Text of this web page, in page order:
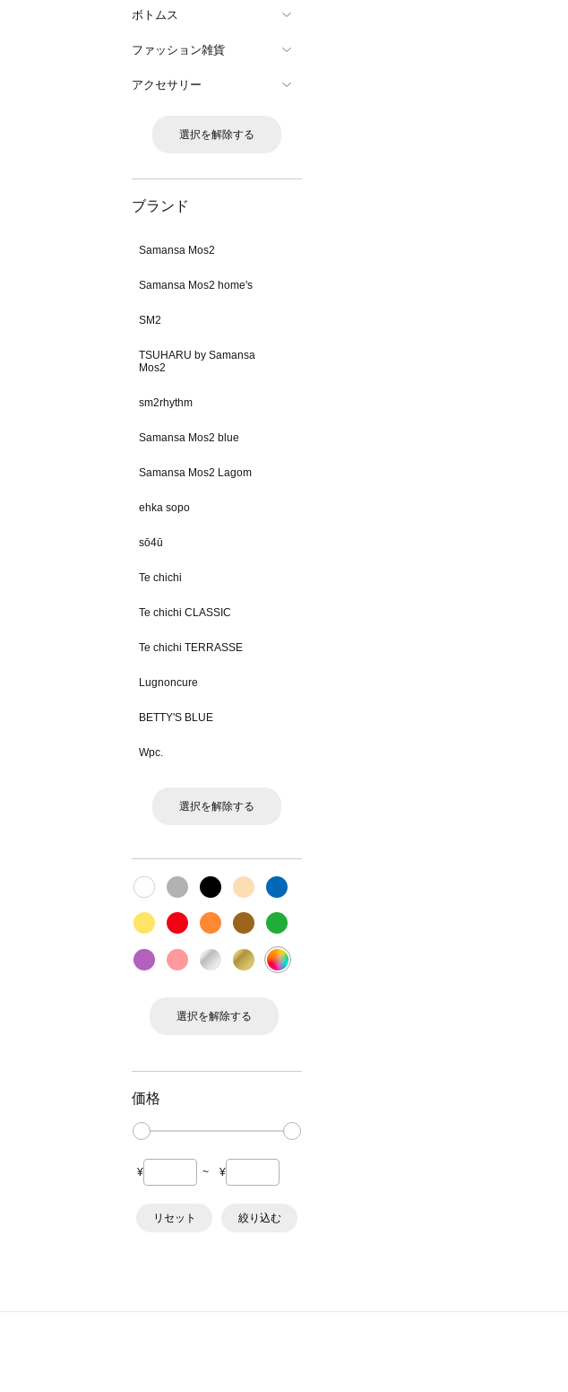
ボトムス
ファッション雑貨
アクセサリー
選択を解除する
ブランド
Samansa Mos2
Samansa Mos2 home's
SM2
TSUHARU by Samansa
Mos2
sm2rhythm
Samansa Mos2 blue
Samansa Mos2 Lagom
ehka sopo
sō4ū
Te chichi
Te chichi CLASSIC
Te chichi TERRASSE
Lugnoncure
BETTY'S BLUE
Wpc.
選択を解除する
選択を解除する
価格
¥ ~ ¥
リセット 絞り込む